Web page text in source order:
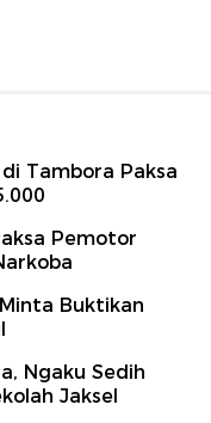
Tambora Paksa
Pemotor
Buktikan
Ngaku Sedih
Jaksel